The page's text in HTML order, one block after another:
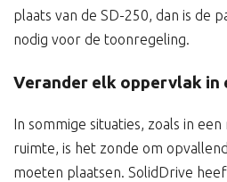
plaats van de SD-250, dan is de
nodig voor de toonregeling.
Verander elk oppervlak in
In sommige situaties, zoals in
ruimte, is het zonde om
moeten plaatsen. SolidDrive